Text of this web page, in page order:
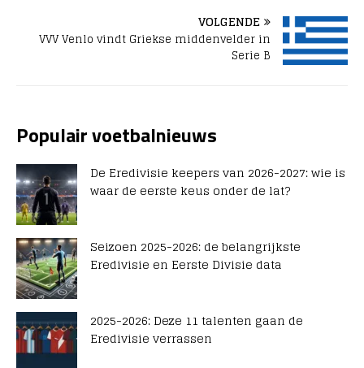
VOLGENDE
VVV Venlo vindt Griekse middenvelder in
Serie B
Populair voetbalnieuws
De Eredivisie keepers van 2026-2027: wie is
waar de eerste keus onder de lat?
Seizoen 2025-2026: de belangrijkste
Eredivisie en Eerste Divisie data
2025-2026: Deze 11 talenten gaan de
Eredivisie verrassen